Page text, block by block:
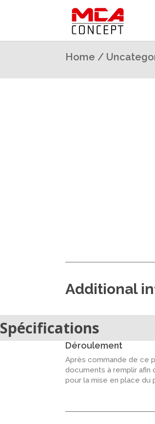
Home /
Additional
Spécifications
Déroulement
Après commande de ce
documents à remplir afin
pour la mise en place du